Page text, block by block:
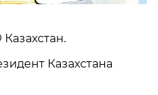
Казахстана